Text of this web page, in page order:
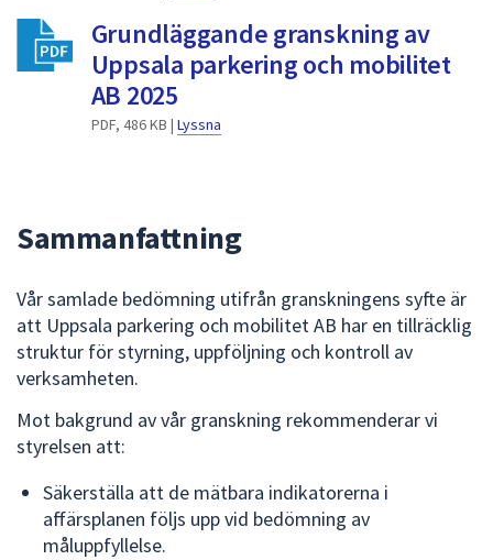
Grundläggande granskning av
Uppsala parkering och mobilitet
AB 2025
PDF, 486 KB | Lyssna
Sammanfattning
Vår samlade bedömning utifrån granskningens syfte är
att Uppsala parkering och mobilitet AB har en tillräcklig
struktur för styrning, uppföljning och kontroll av
verksamheten.
Mot bakgrund av vår granskning rekommenderar vi
styrelsen att:
Säkerställa att de mätbara indikatorerna i
affärsplanen följs upp vid bedömning av
måluppfyllelse.